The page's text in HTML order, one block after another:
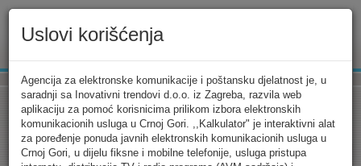
Tarifni kalkulator Uslovi korišćenja Kontakt
Uslovi korišćenja
Agencija za elektronske komunikacije i poštansku djelatnost je, u
saradnji sa Inovativni trendovi d.o.o. iz Zagreba, razvila web
aplikaciju za pomoć korisnicima prilikom izbora elektronskih
komunikacionih usluga u Crnoj Gori. ,,Kalkulator" je interaktivni alat
za poređenje ponuda javnih elektronskih komunikacionih usluga u
Crnoj Gori, u dijelu fiksne i mobilne telefonije, usluga pristupa